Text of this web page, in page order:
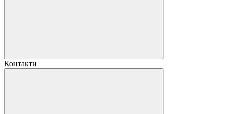
Контакти